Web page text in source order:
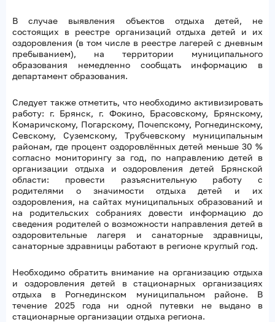
В случае выявления объектов отдыха детей, не
состоящих в реестре организаций отдыха детей и их
оздоровления (в том числе в реестре лагерей с дневным
пребыванием), на территории муниципального
образования немедленно сообщать информацию в
департамент образования.
Следует также отметить, что необходимо активизировать
работу: г. Брянск, г. Фокино, Брасовскому, Брянскому,
Комаричскому, Погарскому, Почепскому, Рогнединскому,
Севскому, Суземскому, Трубчевскому муниципальным
районам, где процент оздоровлённых детей меньше 30 %
согласно мониторингу за год, по направлению детей в
организации отдыха и оздоровления детей Брянской
области: провести разъяснительную работу с
родителями о значимости отдыха детей и их
оздоровления, на сайтах муниципальных образований и
на родительских собраниях довести информацию до
сведения родителей о возможности направления детей в
оздоровительные лагеря и санаторные здравницы,
санаторные здравницы работают в регионе круглый год.
Необходимо обратить внимание на организацию отдыха
и оздоровления детей в стационарных организациях
отдыха в Рогнединском муниципальном районе. В
течение 2025 года ни одной путевки не выдано в
стационарные организации отдыха региона.